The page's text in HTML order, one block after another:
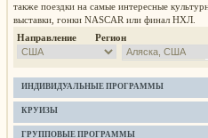
также поездки на самые интересные
выставки, гонки NASCAR или финал НХЛ.
Направление Регион
ИНДИВИДУАЛЬНЫЕ ПРОГРАММЫ
КРУИЗЫ
ГРУППОВЫЕ ПРОГРАММЫ